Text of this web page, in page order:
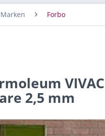
Marken Forbo
2,5 mm